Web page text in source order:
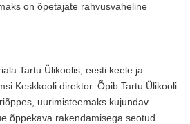
on õpetajate rahvusvaheline
Tartu Ülikoolis, eesti keele ja
Keskkooli direktor. Õpib Tartu Ülikooli
uurimisteemaks kujundav
õppekava rakendamisega seotud